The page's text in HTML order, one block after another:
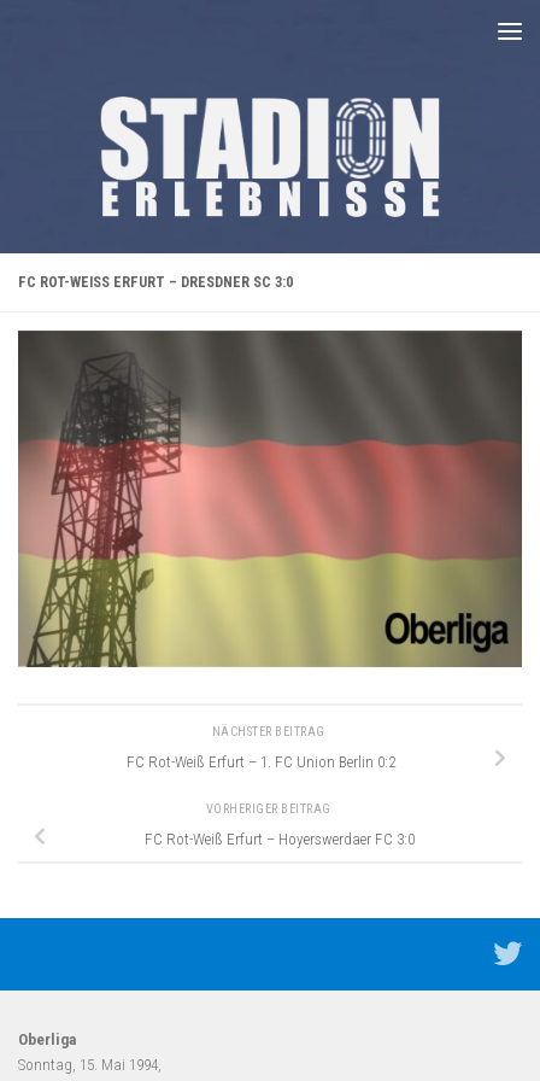
FC ROT-WEISS ERFURT – DRESDNER SC 3:0
NÄCHSTER BEITRAG
FC Rot-Weiß Erfurt – 1. FC Union Berlin 0:2
VORHERIGER BEITRAG
FC Rot-Weiß Erfurt – Hoyerswerdaer FC 3:0
Oberliga
Sonntag, 15. Mai 1994,